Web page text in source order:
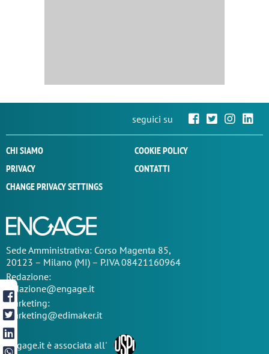
seguici su
CHI SIAMO
COOKIE POLICY
PRIVACY
CONTATTI
CHANGE PRIVACY SETTINGS
SedeAmministrativa: Corso Magenta 85,
20123 – Milano (MI) – P.IVA 08421160964
Redazione:
redazione@engage.it
Marketing:
marketing@edimaker.it
Engage.it è associata all'